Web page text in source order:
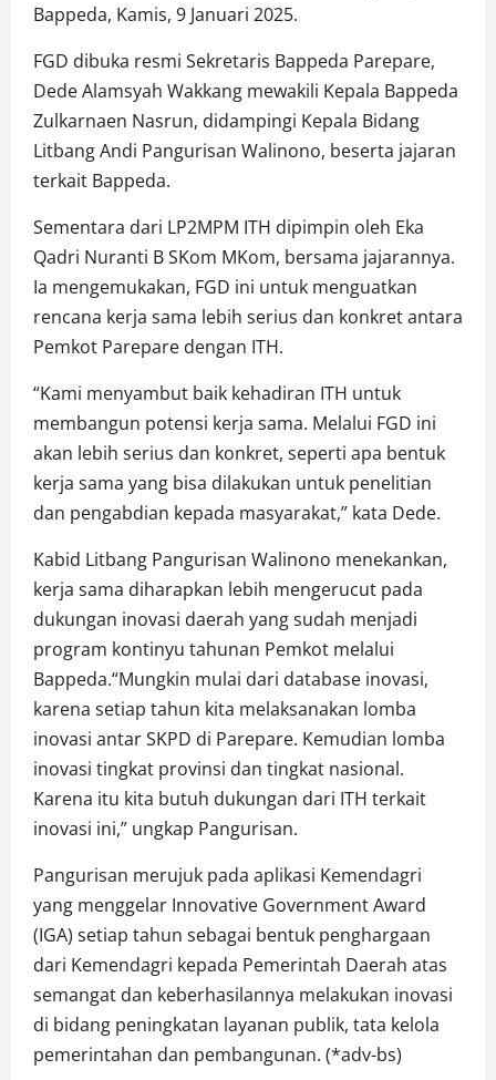
Bappeda, Kamis, 9 Januari 2025.
FGD dibuka resmi Sekretaris Bappeda Parepare,
Dede Alamsyah Wakkang mewakili Kepala Bappeda
Zulkarnaen Nasrun, didampingi Kepala Bidang
Litbang Andi Pangurisan Walinono, beserta jajaran
terkait Bappeda.
Sementara dari LP2MPM ITH dipimpin oleh Eka
Qadri Nuranti B SKom MKom, bersama jajarannya.
Ia mengemukakan, FGD ini untuk menguatkan
rencana kerja sama lebih serius dan konkret antara
Pemkot Parepare dengan ITH.
“Kami menyambut baik kehadiran ITH untuk
membangun potensi kerja sama. Melalui FGD ini
akan lebih serius dan konkret, seperti apa bentuk
kerja sama yang bisa dilakukan untuk penelitian
dan pengabdian kepada masyarakat,” kata Dede.
Kabid Litbang Pangurisan Walinono menekankan,
kerja sama diharapkan lebih mengerucut pada
dukungan inovasi daerah yang sudah menjadi
program kontinyu tahunan Pemkot melalui
Bappeda.“Mungkin mulai dari database inovasi,
karena setiap tahun kita melaksanakan lomba
inovasi antar SKPD di Parepare. Kemudian lomba
inovasi tingkat provinsi dan tingkat nasional.
Karena itu kita butuh dukungan dari ITH terkait
inovasi ini,” ungkap Pangurisan.
Pangurisan merujuk pada aplikasi Kemendagri
yang menggelar Innovative Government Award
(IGA) setiap tahun sebagai bentuk penghargaan
dari Kemendagri kepada Pemerintah Daerah atas
semangat dan keberhasilannya melakukan inovasi
di bidang peningkatan layanan publik, tata kelola
pemerintahan dan pembangunan. (*adv-bs)